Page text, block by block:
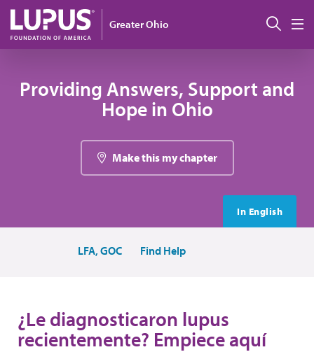
Pasar al contenido principal
Greater Ohio
Providing Answers, Support and
Hope in Ohio
Make this my chapter
In English
LFA, GOC Find Help
¿Le diagnosticaron lupus
recientemente? Empiece aquí